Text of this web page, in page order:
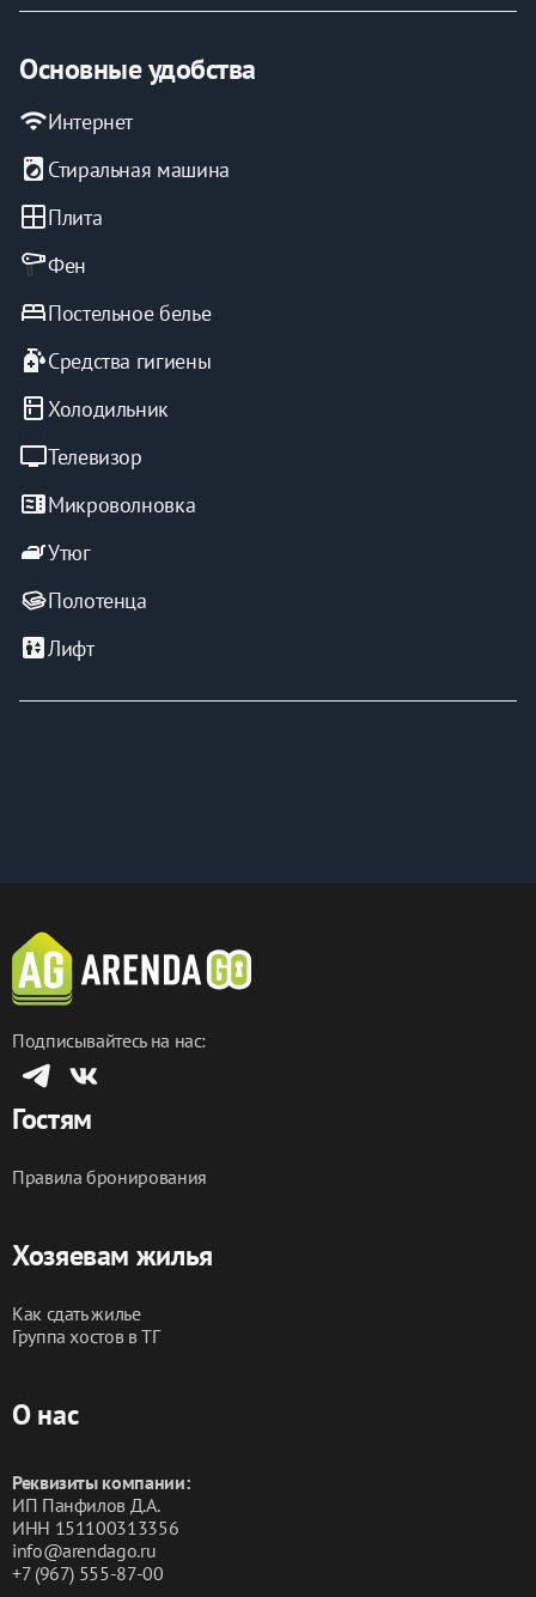
Основные удобства
wifiИнтернет
local_laundry_service Стиральная машина
windowПлита
Фен
bedПостельное белье
sanitizerСредства гигиены
kitchen Холодильник
tvТелевизор
microwaveМикроволновка
ironУтюг
Полотенца
elevatorЛифт
Подписывайтесь на нас:
Гостям
Правила бронирования
Хозяевам жилья
Как сдать жилье
Группа хостов в ТГ
О нас
Реквизиты компании:
ИП Панфилов Д.А.
ИНН 151100313356
info@arendago.ru
+7 (967) 555-87-00